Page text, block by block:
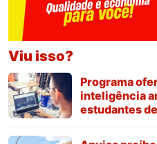
Viu isso?
Programa
inteligência
estudantes